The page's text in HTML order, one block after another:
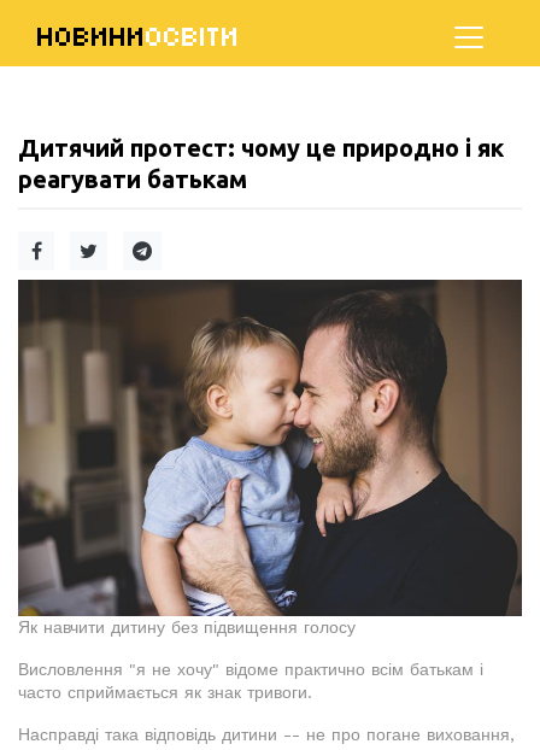
НОВИНИОСВІТИ
Дитячий протест: чому це природно і як
реагувати батькам
Як навчити дитину без підвищення голосу
Висловлення "я не хочу" відоме практично всім батькам і
часто сприймається як знак тривоги.
Насправді така відповідь дитини -- не про погане виховання,